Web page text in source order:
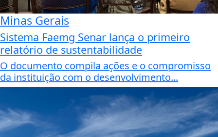
Minas Gerais
Sistema Faemg Senar lança o primeiro
relatório de sustentabilidade
O documento compila ações e o compromisso
da instituição com o desenvolvimento...